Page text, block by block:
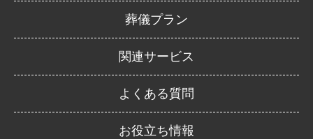
葬儀プラン
関連サービス
よくある質問
お役立ち情報